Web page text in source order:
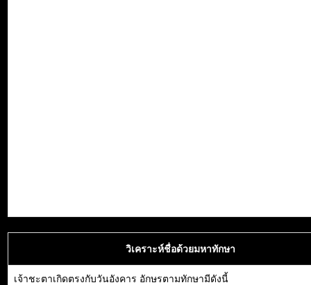
วิเคราะห์ชื่อด้วยมหาทักษา
เจ้าชะตาเกิดตรงกับวันอังคาร อักษรตามทักษามีดังนี้